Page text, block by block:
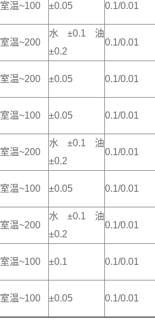
室温~100 ±0.05 0.1/0.01
室温~200
水±0.1油
±0.2
0.1/0.01
室温~200 ±0.05 0.1/0.01
室温~100 ±0.05 0.1/0.01
室温~200
水±0.1油
±0.2
0.1/0.01
室温~100 ±0.05 0.1/0.01
室温~200
水±0.1油
±0.2
0.1/0.01
室温~100 ±0.1 0.1/0.01
室温~100 ±0.05 0.1/0.01